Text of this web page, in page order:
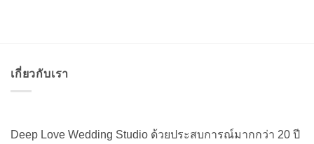
เกี่ยวกับเรา
Deep Love Wedding Studio ด้วยประสบการณ์มากกว่า 20 ปี